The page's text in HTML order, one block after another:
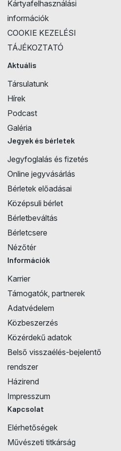
Kártyafelhasználási
információk
COOKIE KEZELÉSI
TÁJÉKOZTATÓ
Aktuális
Társulatunk
Hírek
Podcast
Galéria
Jegyek és bérletek
Jegyfoglalás és fizetés
Online jegyvásárlás
Bérletek előadásai
Középsuli bérlet
Bérletbeváltás
Bérletcsere
Nézőtér
Információk
Karrier
Támogatók, partnerek
Adatvédelem
Közbeszerzés
Közérdekű adatok
Belső visszaélés-bejelentő
rendszer
Házirend
Impresszum
Kapcsolat
Elérhetőségek
Művészeti titkárság